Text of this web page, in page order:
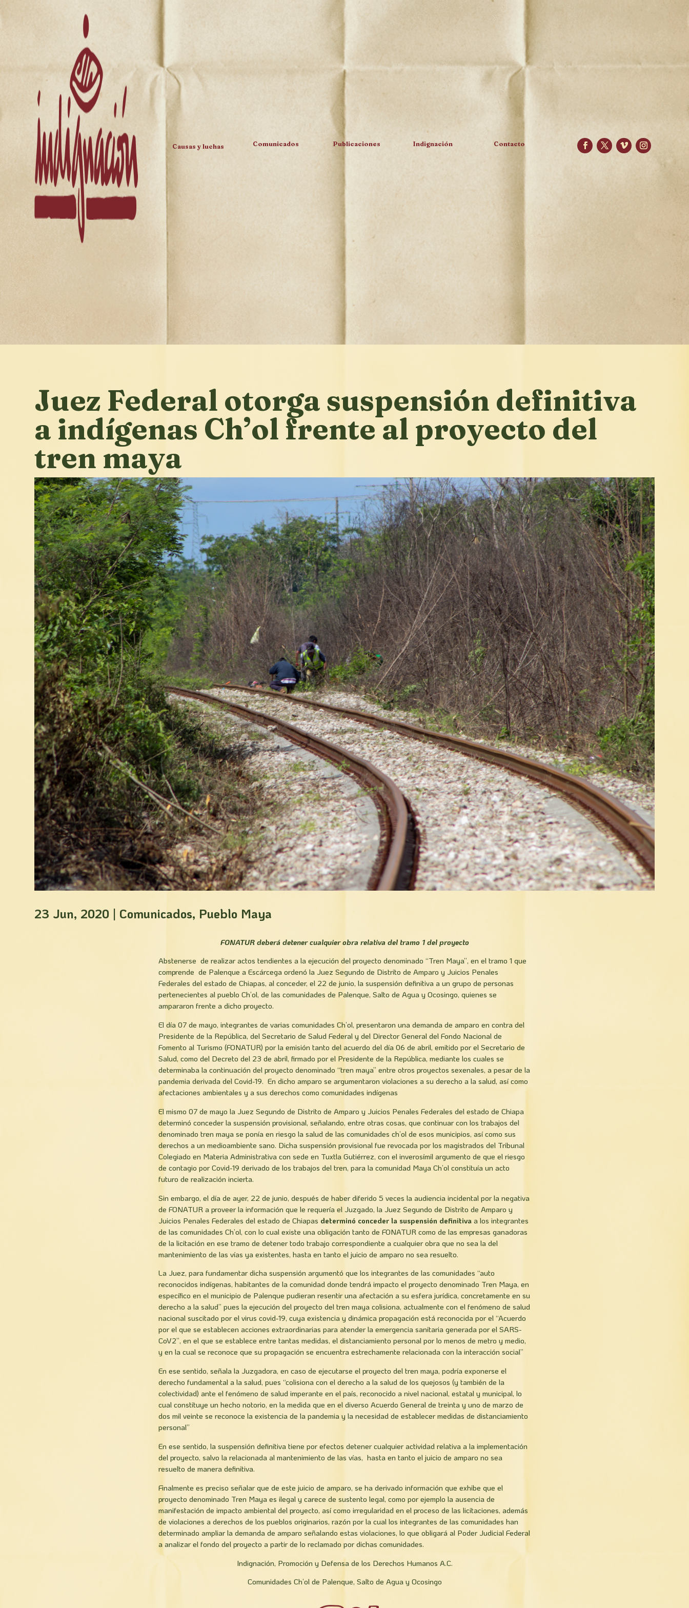
Causas y luchas Comunicados Publicaciones Indignación Contacto
Juez Federal otorga suspensión definitiva
a indígenas Ch’ol frente al proyecto del
tren maya
23 Jun, 2020 | Comunicados, Pueblo Maya
FONATUR deberá detener cualquier obra relativa del tramo 1 del proyecto
Abstenerse de realizar actos tendientes a la ejecución del proyecto denominado “Tren Maya”, en el tramo 1 que
comprende de Palenque a Escárcega ordenó la Juez Segundo de Distrito de Amparo y Juicios Penales
Federales del estado de Chiapas, al conceder, el 22 de junio, la suspensión definitiva a un grupo de personas
pertenecientes al pueblo Ch’ol, de las comunidades de Palenque, Salto de Agua y Ocosingo, quienes se
ampararon frente a dicho proyecto.
El día 07 de mayo, integrantes de varias comunidades Ch’ol, presentaron una demanda de amparo en contra del
Presidente de la República, del Secretario de Salud Federal y del Director General del Fondo Nacional de
Fomento al Turismo (FONATUR) por la emisión tanto del acuerdo del día 06 de abril, emitido por el Secretario de
Salud, como del Decreto del 23 de abril, firmado por el Presidente de la República, mediante los cuales se
determinaba la continuación del proyecto denominado “tren maya” entre otros proyectos sexenales, a pesar de la
pandemia derivada del Covid-19. En dicho amparo se argumentaron violaciones a su derecho a la salud, así como
afectaciones ambientales y a sus derechos como comunidades indígenas
El mismo 07 de mayo la Juez Segundo de Distrito de Amparo y Juicios Penales Federales del estado de Chiapa
determinó conceder la suspensión provisional, señalando, entre otras cosas, que continuar con los trabajos del
denominado tren maya se ponía en riesgo la salud de las comunidades ch’ol de esos municipios, así como sus
derechos a un medioambiente sano. Dicha suspensión provisional fue revocada por los magistrados del Tribunal
Colegiado en Materia Administrativa con sede en Tuxtla Gutiérrez, con el inverosímil argumento de que el riesgo
de contagio por Covid-19 derivado de los trabajos del tren, para la comunidad Maya Ch’ol constituía un acto
futuro de realización incierta.
Sin embargo, el día de ayer, 22 de junio, después de haber diferido 5 veces la audiencia incidental por la negativa
de FONATUR a proveer la información que le requería el Juzgado, la Juez Segundo de Distrito de Amparo y
Juicios Penales Federales del estado de Chiapas determinó conceder la suspensión definitivaa los integrantes
de las comunidades Ch’ol, con lo cual existe una obligación tanto de FONATUR como de las empresas ganadoras
de la licitación en ese tramo de detener todo trabajo correspondiente a cualquier obra que no sea la del
mantenimiento de las vías ya existentes, hasta en tanto el juicio de amparo no sea resuelto.
La Juez, para fundamentar dicha suspensión argumentó que los integrantes de las comunidades “auto
reconocidos indígenas, habitantes de la comunidad donde tendrá impacto el proyecto denominado Tren Maya, en
específico en el municipio de Palenque pudieran resentir una afectación a su esfera jurídica, concretamente en su
derecho a la salud” pues la ejecución del proyecto del tren maya colisiona, actualmente con el fenómeno de salud
nacional suscitado por el virus covid-19, cuya existencia y dinámica propagación está reconocida por el “Acuerdo
por el que se establecen acciones extraordinarias para atender la emergencia sanitaria generada por el SARS-
CoV2”, en el que se establece entre tantas medidas, el distanciamiento personal por lo menos de metro y medio,
y en la cual se reconoce que su propagación se encuentra estrechamente relacionada con la interacción social”
En ese sentido, señala la Juzgadora, en caso de ejecutarse el proyecto del tren maya, podría exponerse el
derecho fundamental a la salud, pues “colisiona con el derecho a la salud de los quejosos (y también de la
colectividad) ante el fenómeno de salud imperante en el país, reconocido a nivel nacional, estatal y municipal, lo
cual constituye un hecho notorio, en la medida que en el diverso Acuerdo General de treinta y uno de marzo de
dos mil veinte se reconoce la existencia de la pandemia y la necesidad de establecer medidas de distanciamiento
personal”
En ese sentido, la suspensión definitiva tiene por efectos detener cualquier actividad relativa a la implementación
del proyecto, salvo la relacionada al mantenimiento de las vías, hasta en tanto el juicio de amparo no sea
resuelto de manera definitiva.
Finalmente es preciso señalar que de este juicio de amparo, se ha derivado información que exhibe que el
proyecto denominado Tren Maya es ilegal y carece de sustento legal, como por ejemplo la ausencia de
manifestación de impacto ambiental del proyecto, así como irregularidad en el proceso de las licitaciones, además
de violaciones a derechos de los pueblos originarios, razón por la cual los integrantes de las comunidades han
determinado ampliar la demanda de amparo señalando estas violaciones, lo que obligará al Poder Judicial Federal
a analizar el fondo del proyecto a partir de lo reclamado por dichas comunidades.
Indignación, Promoción y Defensa de los Derechos Humanos A.C.
Comunidades Ch’ol de Palenque, Salto de Agua y Ocosingo